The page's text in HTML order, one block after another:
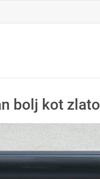
bolj kot zlato